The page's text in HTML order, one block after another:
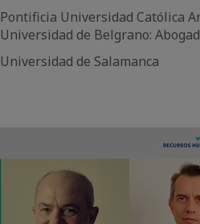
Pontificia Universidad Católica
Universidad de Belgrano:
Universidad de Salamanca